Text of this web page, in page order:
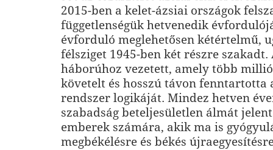
2015-ben a kelet-ázsiai országok
függetlenségük hetvenedik
évforduló meglehetősen kétértelmű,
félsziget 1945-ben két részre szakadt.
háborúhoz vezetett, amely több
követelt és hosszú távon fenntartotta
rendszer logikáját. Mindez hetven
szabadság beteljesületlen álmát
emberek számára, akik ma is
megbékélésre és békés